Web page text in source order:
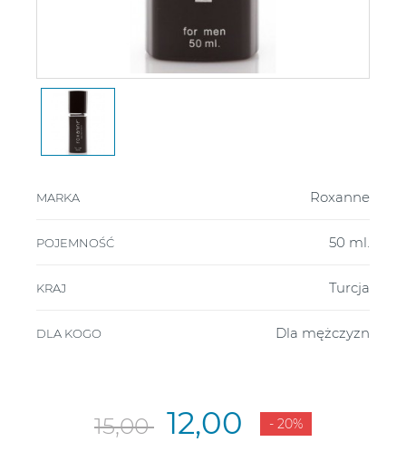
MARKA Roxanne
POJEMNOŚĆ 50 ml.
KRAJ Turcja
DLA KOGO Dla mężczyzn
15,00 12,00 - 20%